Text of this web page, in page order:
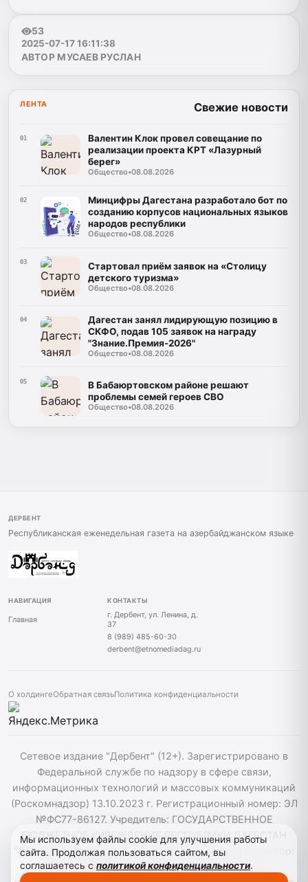
53
2025-07-17 16:11:38
АВТОР МУСАЕВ РУСЛАН
ЛЕНТА Свежие новости
01
Валентин Клок провел совещание по
реализации проекта КРТ «Лазурный
берег»
Общество•08.08.2026
02
Минцифры Дагестана разработало бот по
созданию корпусов национальных языков
народов республики
Общество•08.08.2026
03
Стартовал приём заявок на «Столицу
детского туризма»
Общество•08.08.2026
04
Дагестан занял лидирующую позицию в
СКФО, подав 105 заявок на награду
"Знание.Премия-2026"
Общество•08.08.2026
05
В Бабаюртовском районе решают
проблемы семей героев СВО
Общество•08.08.2026
ДЕРБЕНТ
Республиканская еженедельная газета на азербайджанском языке
НАВИГАЦИЯ
Главная
КОНТАКТЫ
г. Дербент, ул. Ленина, д.
37
8 (989) 485-60-30
derbent@etnomediadag.ru
О холдингеОбратная связьПолитика конфиденциальности
Сетевое издание "Дербент" (12+). Зарегистрировано в
Федеральной службе по надзору в сфере связи,
информационных технологий и массовых коммуникаций
(Роскомнадзор) 13.10.2023 г. Регистрационный номер: ЭЛ
№ФС77-86127. Учредитель: ГОСУДАРСТВЕННОЕ
БЮДЖЕТНОЕ УЧРЕЖДЕНИЕ РЕСПУБЛИКИ ДАГЕСТАН
"ЭТНОМЕДИАХОЛДИНГ "ДАГЕСТАН". Главный редактор:
Т.К. Алекперов, Телефон: 89894856030. При
Мы используем файлы cookie для улучшения работы
сайта. Продолжая пользоваться сайтом, вы
соглашаетесь с политикой конфиденциальности.